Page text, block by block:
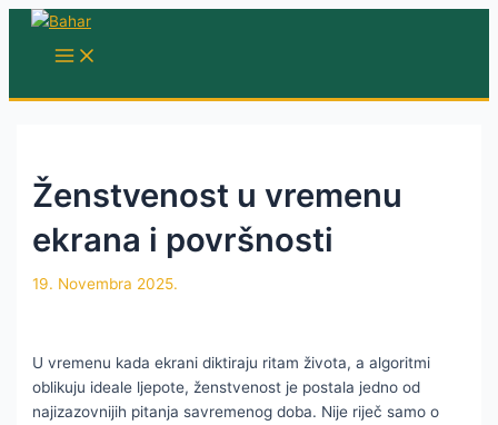
Skip
MAIN
MENU
Ženstvenost u vremenu
ekrana i površnosti
19. Novembra 2025.
U vremenu kada ekrani diktiraju ritam života, a algoritmi
oblikuju ideale ljepote, ženstvenost je postala jedno od
najizazovnijih pitanja savremenog doba. Nije riječ samo o